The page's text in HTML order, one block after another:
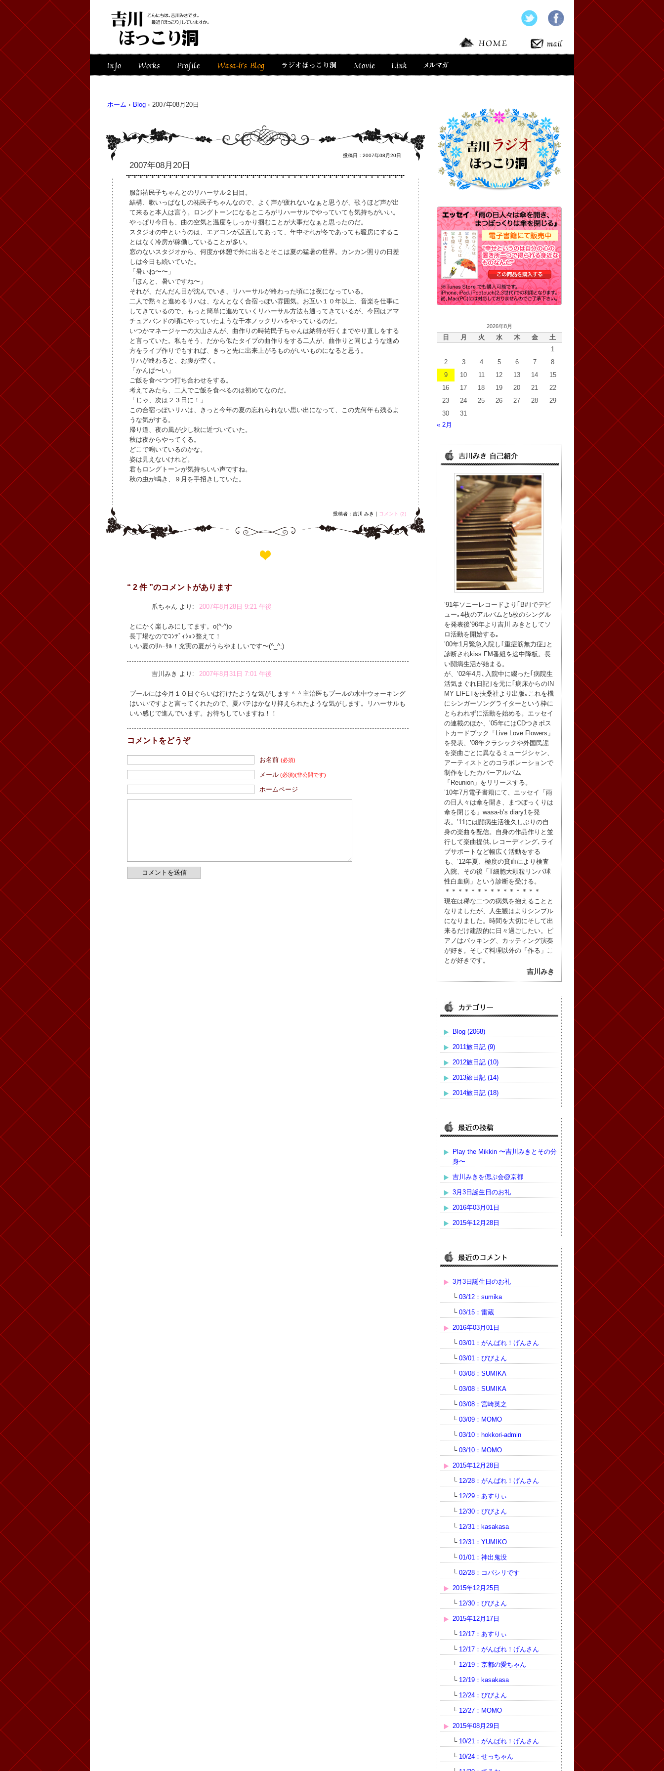
ホーム › Blog › 2007年08月20日
投稿日：2007年08月20日
2007年08月20日
服部祐民子ちゃんとのリハーサル２日目。
結構、歌いっぱなしの祐民子ちゃんなので、よく声が疲れないなぁと思うが、歌うほど声が出
て来ると本人は言う。ロングトーンになるところがリハーサルでやっていても気持ちがいい。
やっぱり今日も、曲の空気と温度をしっかり掴むことが大事だなぁと思ったのだ。
スタジオの中というのは、エアコンが設置してあって、年中それが冬であっても暖房にするこ
とはなく冷房が稼働していることが多い。
窓のないスタジオから、何度か休憩で外に出るとそこは夏の猛暑の世界。カンカン照りの日差
しは今日も続いていた。
「暑いね〜〜」
「ほんと、暑いですね〜」
それが、だんだん日が沈んでいき、リハーサルが終わった頃には夜になっている。
二人で黙々と進めるリハは、なんとなく合宿っぽい雰囲気。お互い１０年以上、音楽を仕事に
してきているので、もっと簡単に進めていくリハーサル方法も通ってきているが、今回はアマ
チュアバンドの頃にやっていたような千本ノックリハをやっているのだ。
いつかマネージャーの大山さんが、曲作りの時祐民子ちゃんは納得が行くまでやり直しをする
と言っていた。私もそう、だから似たタイプの曲作りをする二人が、曲作りと同じような進め
方をライブ作りでもすれば、きっと先に出来上がるものがいいものになると思う。
リハが終わると、お腹が空く。
「かんぱ〜い」
ご飯を食べつつ打ち合わせをする。
考えてみたら、二人でご飯を食べるのは初めてなのだ。
「じゃ、次は２３日に！」
この合宿っぽいリハは、きっと今年の夏の忘れられない思い出になって、この先何年も残るよ
うな気がする。
帰り道、夜の風が少し秋に近づいていた。
秋は夜からやってくる。
どこで鳴いているのかな。
姿は見えないけれど。
君もロングトーンが気持ちいい声ですね。
秋の虫が鳴き、９月を手招きしていた。
投稿者：吉川 みき｜ コメント (2)
“ 2 件 ”のコメントがあります
爪ちゃん より: 2007年8月28日 9:21 午後
とにかく楽しみにしてます。o(^-^)o
長丁場なのでｺﾝﾃﾞｨｼｮﾝ整えて！
いい夏のﾘﾊｰｻﾙ！充実の夏がうらやましいです〜(^_^;)
吉川みき より: 2007年8月31日 7:01 午後
プールには今月１０日ぐらいは行けたような気がします＾＾主治医もプールの水中ウォーキング
はいいですよと言ってくれたので、夏バテはかなり抑えられたような気がします。リハーサルも
いい感じで進んでいます。お待ちしていますね！！
コメントをどうぞ
お名前 (必須)
メール (必須)(非公開です)
ホームページ
2026年8月
日 月 火 水 木 金
土
1
2
3 4 5 6 7
8
9
10 11 12 13 14
15
16
17 18 19 20 21
22
23
24 25 26 27 28
29
30
31
« 2月
’91年ソニーレコードより｢B#｣でデビ
ュー｡4枚のアルバムと5枚のシングル
を発表後’96年より吉川 みきとしてソ
ロ活動を開始する｡
’00年1月緊急入院し｢重症筋無力症｣と
診断されkiss FM番組を途中降板。長
い闘病生活が始まる。
が、’02年4月､入院中に綴った｢病院生
活気まぐれ日記｣を元に｢病床からのIN
MY LIFE｣を扶桑社より出版｡これを機
にシンガーソングライターという枠に
とらわれずに活動を始める。エッセイ
の連載のほか、’05年にはCDつきポス
トカードブック「Live Love Flowers」
を発表、’08年クラシックや外国民謡
を楽曲ごとに異なるミュージシャン、
アーティストとのコラボレーションで
制作をしたカバーアルバム
「Reunion」をリリースする。
’10年7月電子書籍にて、エッセイ「雨
の日人々は傘を開き、まつぼっくりは
傘を閉じる」wasa-b’s diary1を発
表。’11には闘病生活後久しぶりの自
身の楽曲を配信。自身の作品作りと並
行して楽曲提供､レコーディング､ライ
ブサポートなど幅広く活動をする
も、’12年夏、極度の貧血により検査
入院、その後「T細胞大顆粒リンパ球
性白血病」という診断を受ける。
＊＊＊＊＊＊＊＊＊＊＊＊＊＊＊
現在は稀な二つの病気を抱えることと
なりましたが、人生観はよりシンプル
になりました。時間を大切にそして出
来るだけ建設的に日々過ごしたい。ピ
アノはバッキング、カッティング演奏
が好き。そして料理以外の「作る」こ
とが好きです。
吉川みき
Blog (2068)
2011旅日記 (9)
2012旅日記 (10)
2013旅日記 (14)
2014旅日記 (18)
Play the Mikkin 〜吉川みきとその分
身〜
吉川みきを偲ぶ会@京都
3月3日誕生日のお礼
2016年03月01日
2015年12月28日
3月3日誕生日のお礼
└ 03/12：sumika
└ 03/15：雷蔵
2016年03月01日
└ 03/01：がんばれ！げんさん
└ 03/01：びびよん
└ 03/08：SUMIKA
└ 03/08：SUMIKA
└ 03/08：宮崎英之
└ 03/09：MOMO
└ 03/10：hokkori-admin
└ 03/10：MOMO
2015年12月28日
└ 12/28：がんばれ！げんさん
└ 12/29：あすりぃ
└ 12/30：びびよん
└ 12/31：kasakasa
└ 12/31：YUMIKO
└ 01/01：神出鬼没
└ 02/28：コバシリです
2015年12月25日
└ 12/30：びびよん
2015年12月17日
└ 12/17：あすりぃ
└ 12/17：がんばれ！げんさん
└ 12/19：京都の愛ちゃん
└ 12/19：kasakasa
└ 12/24：びびよん
└ 12/27：MOMO
2015年08月29日
└ 10/21：がんばれ！げんさん
└ 10/24：せっちゃん